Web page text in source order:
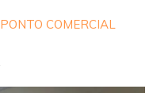
PONTO COMERCIAL